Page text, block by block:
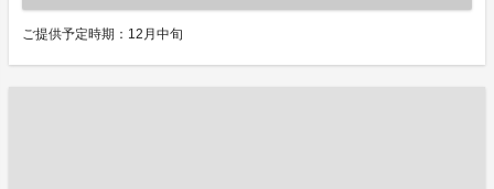
ご提供予定時期：12月中旬